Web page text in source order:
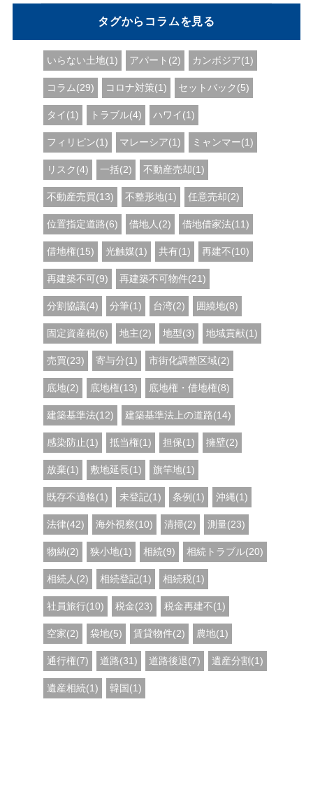
タグからコラムを見る
いらない土地(1) アパート(2) カンボジア(1)
コラム(29) コロナ対策(1) セットバック(5)
タイ(1) トラブル(4) ハワイ(1)
フィリピン(1) マレーシア(1) ミャンマー(1)
リスク(4) 一括(2) 不動産売却(1)
不動産売買(13) 不整形地(1) 任意売却(2)
位置指定道路(6) 借地人(2) 借地借家法(11)
借地権(15) 光触媒(1) 共有(1) 再建不(10)
再建築不可(9) 再建築不可物件(21)
分割協議(4) 分筆(1) 台湾(2) 囲繞地(8)
固定資産税(6) 地主(2) 地型(3) 地域貢献(1)
売買(23) 寄与分(1) 市街化調整区域(2)
底地(2) 底地権(13) 底地権・借地権(8)
建築基準法(12) 建築基準法上の道路(14)
感染防止(1) 抵当権(1) 担保(1) 擁壁(2)
放棄(1) 敷地延長(1) 旗竿地(1)
既存不適格(1) 未登記(1) 条例(1) 沖縄(1)
法律(42) 海外視察(10) 清掃(2) 測量(23)
物納(2) 狭小地(1) 相続(9) 相続トラブル(20)
相続人(2) 相続登記(1) 相続税(1)
社員旅行(10) 税金(23) 税金再建不(1)
空家(2) 袋地(5) 賃貸物件(2) 農地(1)
通行権(7) 道路(31) 道路後退(7) 遺産分割(1)
遺産相続(1) 韓国(1)